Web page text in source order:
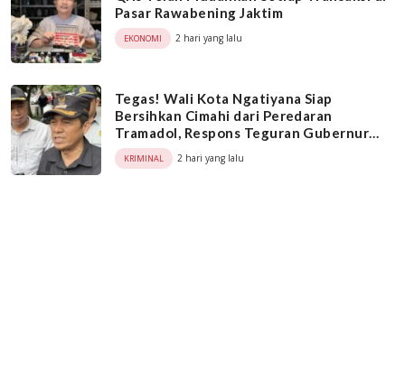
Pasar Rawabening Jaktim
EKONOMI 2 hari yang lalu
Tegas! Wali Kota Ngatiyana Siap
Bersihkan Cimahi dari Peredaran
Tramadol, Respons Teguran Gubernur
Dedi Mulyadi
KRIMINAL 2 hari yang lalu